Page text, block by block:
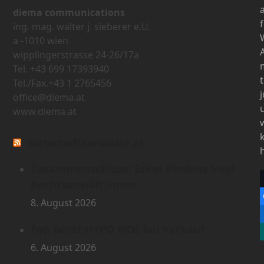
diema communications
ing. mag. walter j. sieberer e.U.
a -1010 wien
wipplingerstrasse 24-26/17a
Tel. +43 699 17393940
Tel./Fax.+43 1 2765456
office@diema.at
www.diema.at
8. August 2026
6. August 2026